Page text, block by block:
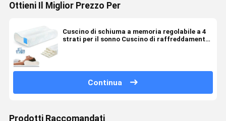
Ottieni Il Miglior Prezzo Per
Cuscino di schiuma a memoria regolabile a 4
strati per il sonno Cuscino di raffreddamento
Continua
Prodotti Raccomandati